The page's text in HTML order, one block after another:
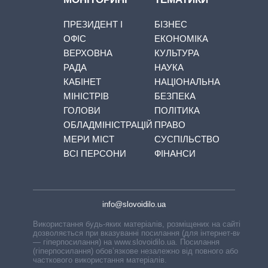
ПРЕЗИДЕНТ І
ОФІС
ВЕРХОВНА
РАДА
КАБІНЕТ
МІНІСТРІВ
ГОЛОВИ
ОБЛАДМІНІСТРАЦІЙ
МЕРИ МІСТ
ВСІ ПЕРСОНИ
БІЗНЕС
ЕКОНОМІКА
КУЛЬТУРА
НАУКА
НАЦІОНАЛЬНА
БЕЗПЕКА
ПОЛІТИКА
ПРАВО
СУСПІЛЬСТВО
ФІНАНСИ
info@slovoidilo.ua
Використання будь-яких матеріалів, розміщених на сайті,
дозволяється при вказуванні посилання (для інтернет-видань
— гіперпосилання) на www.slovoidilo.ua. Посилання
(гіперпосилання) обов’язкове незалежно від повного або
часткового використання матеріалів.